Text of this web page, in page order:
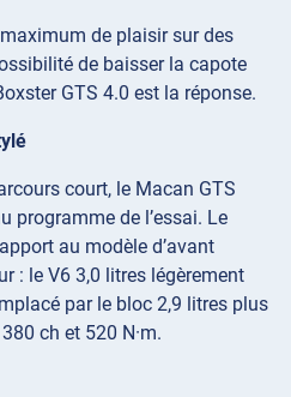
de plaisir sur des
de baisser la capote
GTS 4.0 est la réponse.
court, le Macan GTS
programme de l’essai. Le
au modèle d’avant
: le V6 3,0 litres légèrement
par le bloc 2,9 litres plus
ch et 520 N·m.